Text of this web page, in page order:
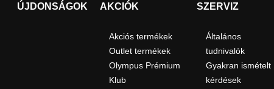
ÚJDONSÁGOK AKCIÓK
Akciós termékek
Outlet termékek
Olympus Prémium
Klub
SZERVIZ
Általános
tudnivalók
Gyakran ismételt
kérdések